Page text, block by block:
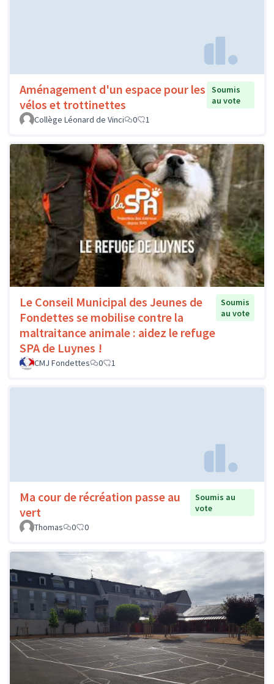
Aménagement d'un espace pour les
vélos et trottinettes
Soumis
au vote
Collège Léonard de Vinci
0 1
Le Conseil Municipal des Jeunes de
Fondettes se mobilise contre la
maltraitance animale : aidez le refuge
SPA de Luynes !
Soumis
au vote
CMJ Fondettes 0 1
Ma cour de récréation passe au
vert
Soumis au
vote
Thomas
0 0